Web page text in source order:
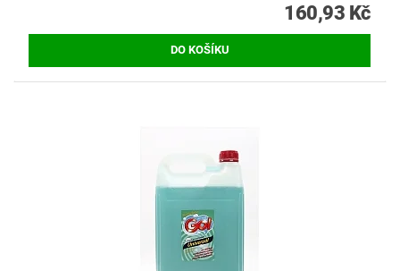
160,93 Kč